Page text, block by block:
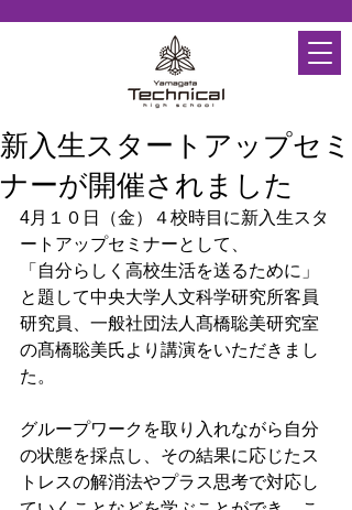
新入生スタートアップセミ
ナーが開催されました
4月１０日（金）４校時目に新入生スタ
ートアップセミナーとして、
「自分らしく高校生活を送るために」
と題して中央大学人文科学研究所客員
研究員、一般社団法人髙橋聡美研究室
の髙橋聡美氏より講演をいただきまし
た。
グループワークを取り入れながら自分
の状態を採点し、その結果に応じたス
トレスの解消法やプラス思考で対応し